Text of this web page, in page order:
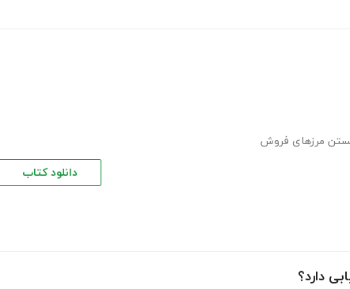
مرزهای فروش
دانلود کتاب
دارد؟